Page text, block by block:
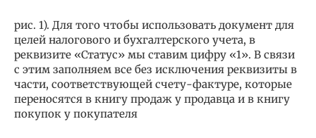
рис. 1). Для того чтобы использовать документ для
целей налогового и бухгалтерского учета, в
реквизите «Статус» мы ставим цифру «1». В связи
с этим заполняем все без исключения реквизиты в
части, соответствующей счету-фактуре, которые
переносятся в книгу продаж у продавца и в книгу
покупок у покупателя